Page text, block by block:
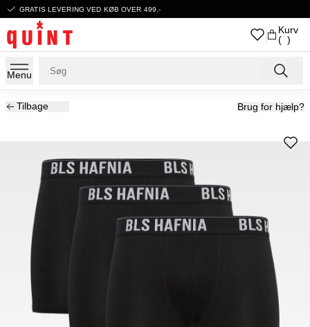
GRATIS LEVERING VED KØB OVER 499,-
Kurv
( )
Menu
Tilbage Brug for hjælp?